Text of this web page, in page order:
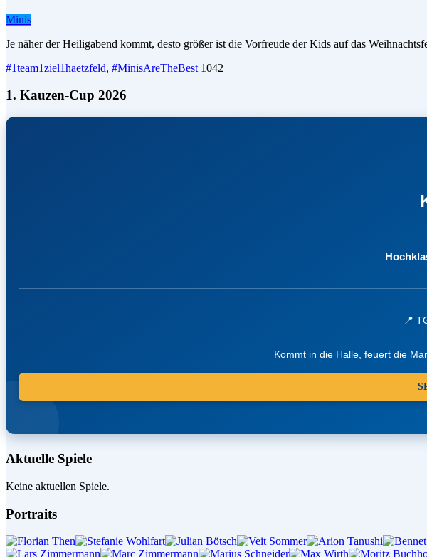
Minis
Je näher der Heiligabend kommt, desto größer ist die Vorfreude der Kids auf das
#1team1ziel1haetzfeld, #MinisAreTheBest 1042
1. Kauzen-Cup 2026
📍
Kommt in die Halle, feuert die
Aktuelle Spiele
Keine aktuellen Spiele.
Portraits